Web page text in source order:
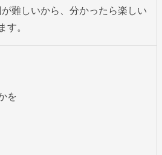
難しいから、分かったら楽しい
。
を